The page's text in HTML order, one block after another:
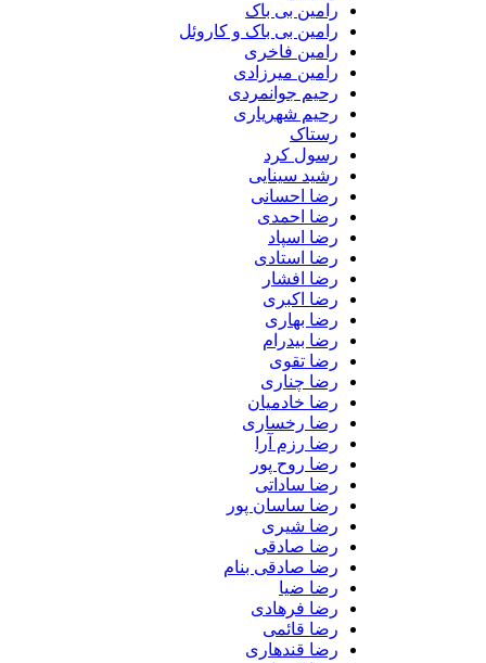
رامین بی باک
رامین بی باک و کاروئل
رامین فاخری
رامین میرزادی
رحیم جوانمردی
رحیم شهریاری
رستاک
رسول کرد
رشید سینایی
رضا احسانی
رضا احمدی
رضا اسپاد
رضا استادی
رضا افشار
رضا اکبری
رضا بهاری
رضا بیدرام
رضا تقوی
رضا چناری
رضا خادمیان
رضا رخساری
رضا رزم آرا
رضا روح پور
رضا ساداتی
رضا ساسان پور
رضا شیری
رضا صادقی
رضا صادقی بنام
رضا ضیا
رضا فرهادی
رضا قائمی
رضا قندهاری